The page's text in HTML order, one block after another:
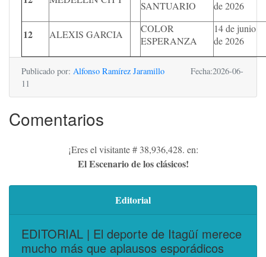
SANTUARIO
de 2026
12 ALEXIS GARCIA
COLOR
ESPERANZA
14 de junio
de 2026
Publicado por: Alfonso Ramírez Jaramillo Fecha:2026-06-
11
Comentarios
¡Eres el visitante # 38,936,428. en:
El Escenario de los clásicos!
Editorial
EDITORIAL | El deporte de Itagüí merece
mucho más que aplausos esporádicos